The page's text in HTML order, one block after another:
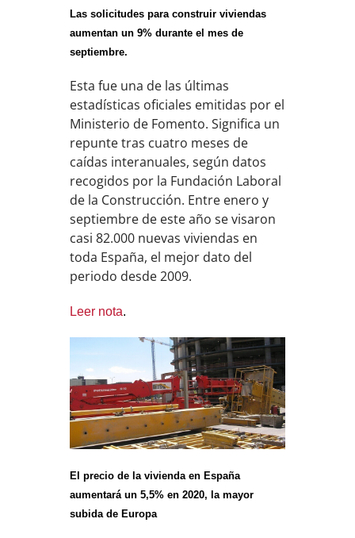
Las solicitudes para construir viviendas
aumentan un 9% durante el mes de
septiembre.
Esta fue una de las últimas
estadísticas oficiales emitidas por el
Ministerio de Fomento. Significa un
repunte tras cuatro meses de
caídas interanuales, según datos
recogidos por la Fundación Laboral
de la Construcción. Entre enero y
septiembre de este año se visaron
casi 82.000 nuevas viviendas en
toda España, el mejor dato del
periodo desde 2009.
Leer nota.
El precio de la vivienda en España
aumentará un 5,5% en 2020, la mayor
subida de Europa